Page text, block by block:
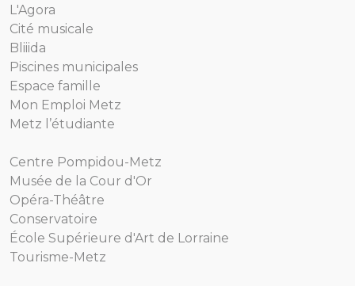
L'Agora
Cité musicale
Bliiida
Piscines municipales
Espace famille
Mon Emploi Metz
Metz l’étudiante
Centre Pompidou-Metz
Musée de la Cour d'Or
Opéra-Théâtre
Conservatoire
École Supérieure d'Art de Lorraine
Tourisme-Metz